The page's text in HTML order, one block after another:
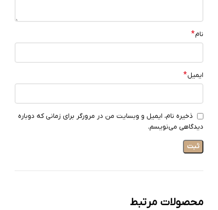
نام*
ایمیل*
ذخیره نام، ایمیل و وبسایت من در مرورگر برای زمانی که دوباره
دیدگاهی می‌نویسم.
محصولات مرتبط